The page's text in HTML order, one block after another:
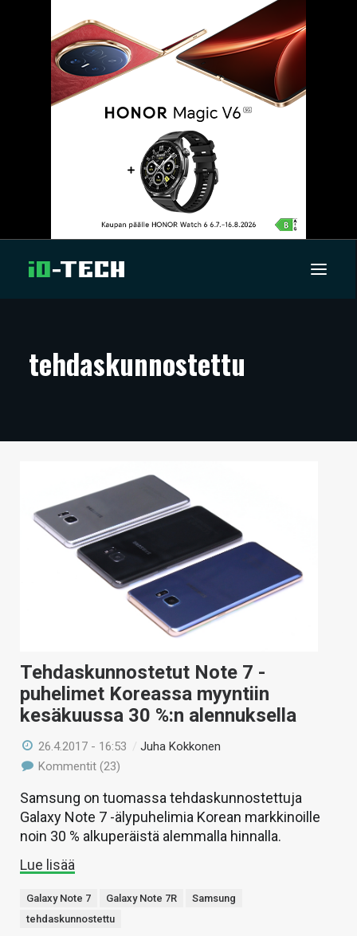
ARTIKKELIT
TECHBBS
HINTA.FI
tehdaskunnostettu
Tehdaskunnostetut Note 7 -
puhelimet Koreassa myyntiin
kesäkuussa 30 %:n alennuksella
26.4.2017 - 16:53 /Juha Kokkonen
Kommentit (23)
Samsung on tuomassa tehdaskunnostettuja
Galaxy Note 7 -älypuhelimia Korean markkinoille
noin 30 % alkuperäistä alemmalla hinnalla.
Lue lisää
Galaxy Note 7 Galaxy Note 7R
Samsung
tehdaskunnostettu